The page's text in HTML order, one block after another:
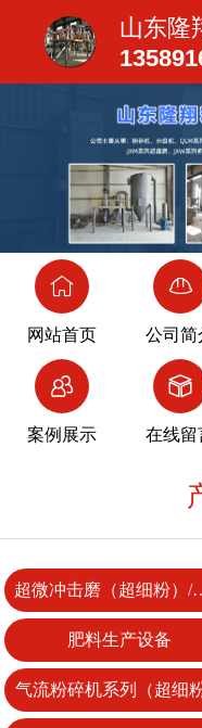
山东隆
网站首页 公司简
案例展示 在线留
超微冲击磨
肥料生产设备
气流粉碎机系列（超细粉